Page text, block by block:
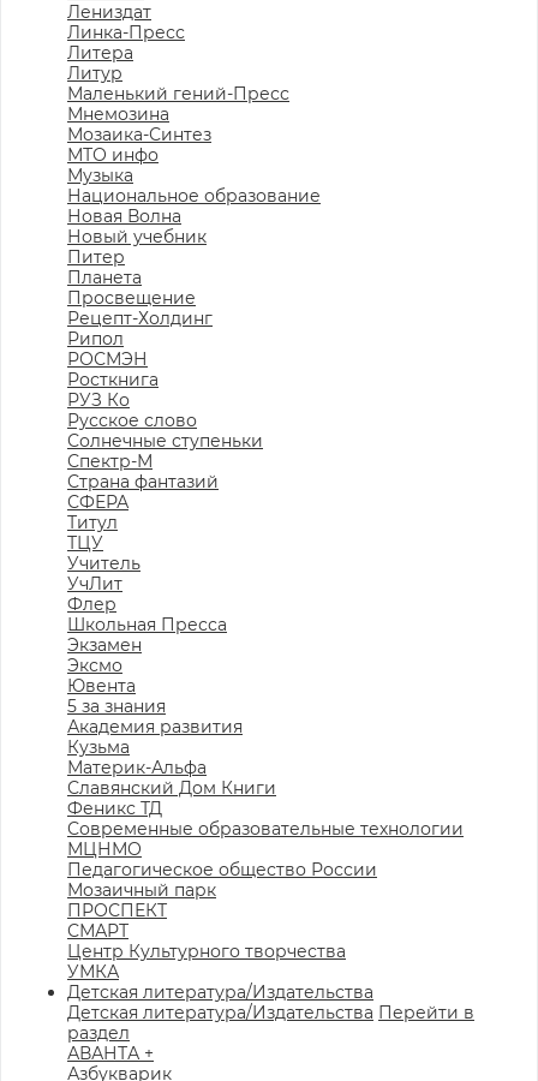
Лениздат
Линка-Пресс
Литера
Литур
Маленький гений-Пресс
Мнемозина
Мозаика-Синтез
МТО инфо
Музыка
Национальное образование
Новая Волна
Новый учебник
Питер
Планета
Просвещение
Рецепт-Холдинг
Рипол
РОСМЭН
Росткнига
РУЗ Ко
Русское слово
Солнечные ступеньки
Спектр-М
Страна фантазий
СФЕРА
Титул
ТЦУ
Учитель
УчЛит
Флер
Школьная Пресса
Экзамен
Эксмо
Ювента
5 за знания
Академия развития
Кузьма
Материк-Альфа
Славянский Дом Книги
Феникс ТД
Современные образовательные технологии
МЦНМО
Педагогическое общество России
Мозаичный парк
ПРОСПЕКТ
СМАРТ
Центр Культурного творчества
УМКА
Детская литература/Издательства
Детская литература/Издательства Перейти в
раздел
АВАНТА +
Азбукварик